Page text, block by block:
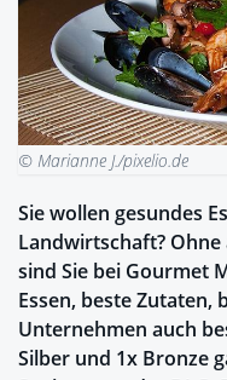
© Marianne J./pixelio.de
Sie wollen gesundes
Landwirtschaft? Ohne
sind Sie bei Gourmet
Essen, beste Zutaten,
Unternehmen auch
Silber und 1x Bronze